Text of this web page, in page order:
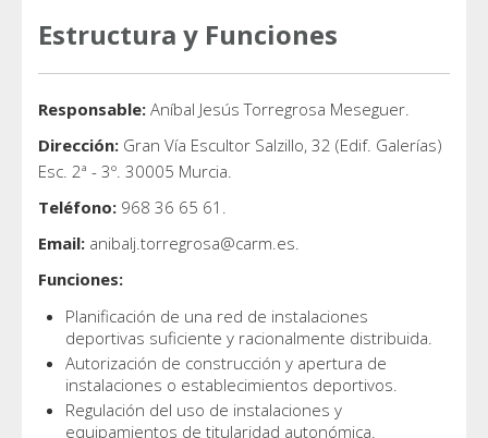
Estructura y Funciones
Responsable: Aníbal Jesús Torregrosa Meseguer.
Dirección: Gran Vía Escultor Salzillo, 32 (Edif. Galerías)
Esc. 2ª - 3º. 30005 Murcia.
Teléfono: 968 36 65 61.
Email: anibalj.torregrosa@carm.es.
Funciones:
Planificación de una red de instalaciones
deportivas suficiente y racionalmente distribuida.
Autorización de construcción y apertura de
instalaciones o establecimientos deportivos.
Regulación del uso de instalaciones y
equipamientos de titularidad autonómica.